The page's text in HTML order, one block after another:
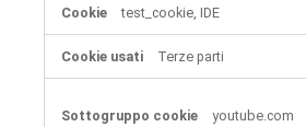
test_cookie, IDE
Terze parti
youtube.com